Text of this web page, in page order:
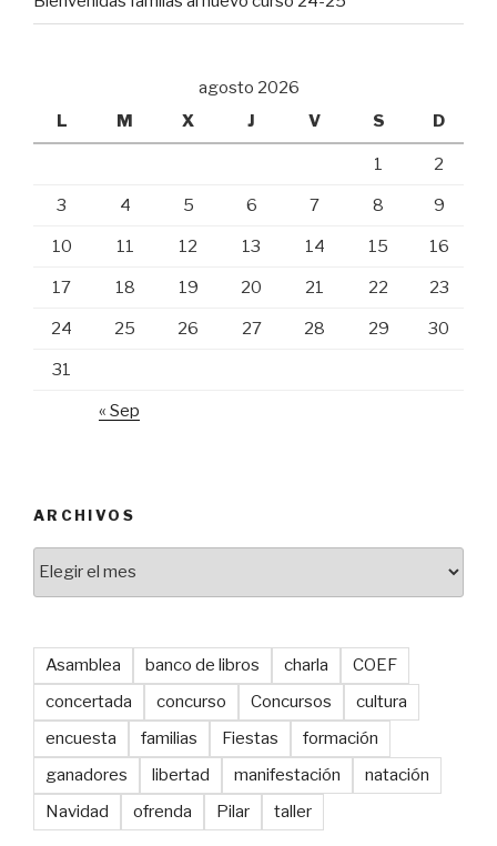
agosto 2026
L
M X J V S D
1 2
3 4 5 6 7 8 9
10 11 12 13 14 15 16
17 18 19 20 21 22 23
24 25 26 27 28 29 30
31
« Sep
ARCHIVOS
Asamblea banco de libros charla
COEF
concertada
concurso Concursos
cultura
encuesta
familias Fiestas
formación
ganadores
libertad manifestación
natación
Navidad
ofrenda Pilar taller